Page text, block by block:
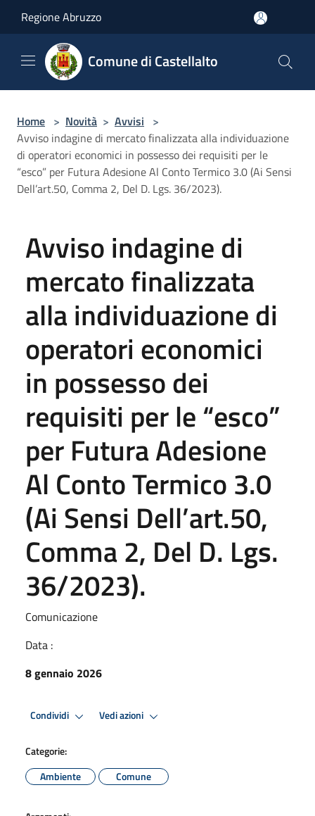
Regione Abruzzo
Comune di Castellalto
Home > Novità > Avvisi >
Avviso indagine di mercato finalizzata alla individuazione
di operatori economici in possesso dei requisiti per le
“esco” per Futura Adesione Al Conto Termico 3.0 (Ai Sensi
Dell’art.50, Comma 2, Del D. Lgs. 36/2023).
Avviso indagine di
mercato finalizzata
alla individuazione di
operatori economici
in possesso dei
requisiti per le “esco”
per Futura Adesione
Al Conto Termico 3.0
(Ai Sensi Dell’art.50,
Comma 2, Del D. Lgs.
36/2023).
Comunicazione
Data :
8 gennaio 2026
Condividi Vedi azioni
Categorie:
Ambiente
Comune